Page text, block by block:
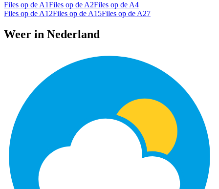
Files op de A1Files op de A2Files op de A4
Files op de A12Files op de A15Files op de A27
Weer in Nederland